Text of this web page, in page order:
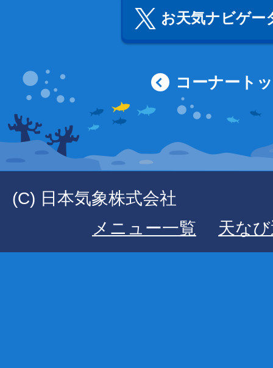
お天気ナビゲー
コーナート
(C) 日本気象株式会社
メニュー一覧
天な